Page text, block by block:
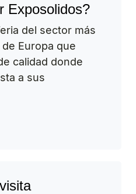
Exposolidos?
del sector más
Europa que
calidad donde
a sus